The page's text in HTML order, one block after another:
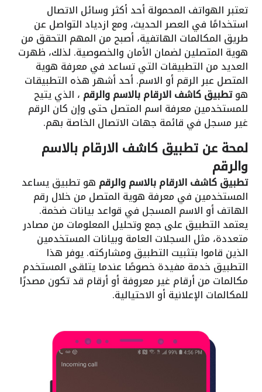
تعتبر الهواتف المحمولة أحد أكثر وسائل الاتصال
استخدامًا في العصر الحديث، ومع ازدياد التواصل عن
طريق المكالمات الهاتفية، أصبح من المهم التحقق من
هوية المتصلين لضمان الأمان والخصوصية. لذلك، ظهرت
العديد من التطبيقات التي تساعد في معرفة هوية
المتصل عبر الرقم أو الاسم. أحد أشهر هذه التطبيقات
هوتطبيق كاشف الارقام بالاسم والرقم ، الذي يتيح
للمستخدمين معرفة اسم المتصل حتى وإن كان الرقم
غير مسجل في قائمة جهات الاتصال الخاصة بهم.
لمحة عن تطبيق كاشف الارقام بالاسم
والرقم
تطبيق كاشف الارقام بالاسم والرقم هو تطبيق يساعد
المستخدمين في معرفة هوية المتصل من خلال رقم
الهاتف أو الاسم المسجل في قواعد بيانات ضخمة.
يعتمد التطبيق على جمع وتحليل المعلومات من مصادر
متعددة، مثل السجلات العامة وبيانات المستخدمين
الذين قاموا بتثبيت التطبيق ومشاركته. يوفر هذا
التطبيق خدمة مفيدة خصوصًا عندما يتلقى المستخدم
مكالمات من أرقام غير معروفة أو أرقام قد تكون مصدرًا
للمكالمات الإعلانية أو الاحتيالية.